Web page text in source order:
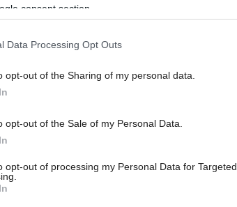
consent section.
Data Processing Opt Outs
opt-out of the Sharing of my personal data.
opt-out of the Sale of my Personal Data.
opt-out of processing my Personal Data for Targeted
kovanie na posuvné systémy značky
a ťažké sklenené dvere
zvonka bol naozaj bezpečný, možno
či kódovaním.